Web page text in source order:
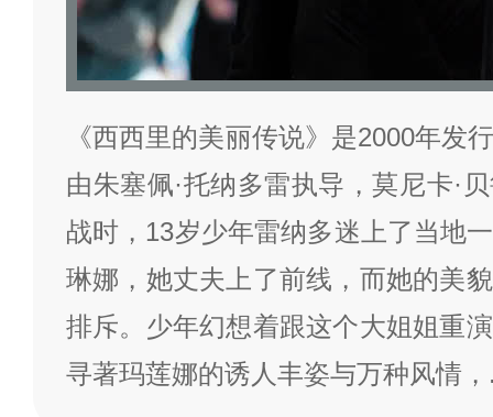
《西西里的美丽传说》是2000年发
由朱塞佩·托纳多雷执导，莫尼卡·
战时，13岁少年雷纳多迷上了当地
琳娜，她丈夫上了前线，而她的美
排斥。少年幻想着跟这个大姐姐重
寻著玛莲娜的诱人丰姿与万种风情，